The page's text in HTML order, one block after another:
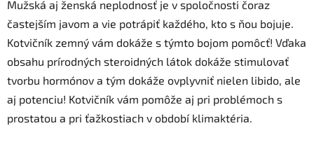
Mužská aj ženská neplodnosť je v spoločnosti čoraz
častejším javom a vie potrápiť každého, kto s ňou bojuje.
Kotvičník zemný vám dokáže s týmto bojom pomôcť! Vďaka
obsahu prírodných steroidných látok dokáže stimulovať
tvorbu hormónov a tým dokáže ovplyvniť nielen libido, ale
aj potenciu! Kotvičník vám pomôže aj pri problémoch s
prostatou a pri ťažkostiach v období klimaktéria.